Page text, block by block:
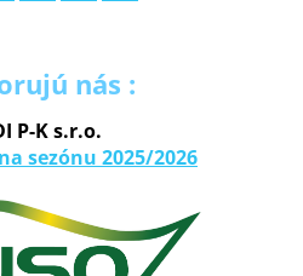
nás :
P-K s.r.o.
sezónu 2025/2026